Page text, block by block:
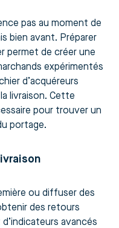
pas au moment de
bien avant. Préparer
permet de créer une
expérimentés
d’acquéreurs
livraison. Cette
pour trouver un
portage.
ou diffuser des
des retours
avancés